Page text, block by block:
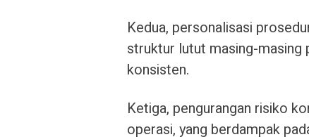
Kedua, personalisasi
struktur lutut masing-masing
konsisten.
Ketiga, pengurangan risiko
operasi, yang berdampak